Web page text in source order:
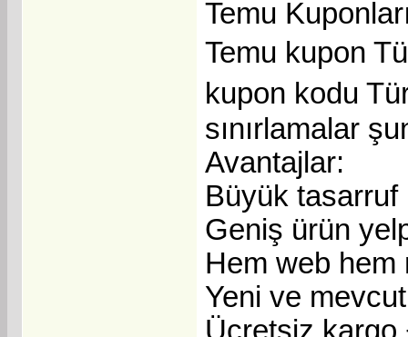
Temu
Temu kupon
kupon kodu
sınırlamalar
Avantajlar:
Büyük tasarruf
Geniş ürün
Hem web hem
Yeni ve